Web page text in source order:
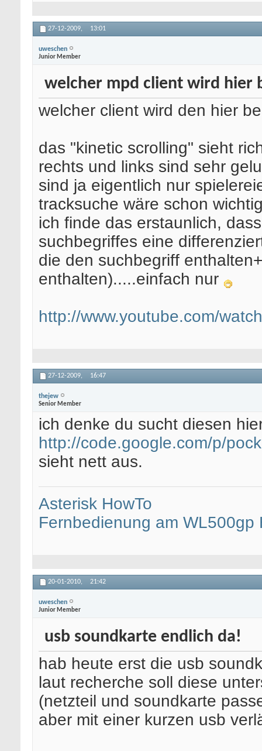
27-12-2009, 13:01
uweschen
Junior Member
welcher mpd client wird hier
welcher client wird den hier
das "kinetic scrolling" sieht
rechts und links sind sehr
sind ja eigentlich nur
tracksuche wäre schon
ich finde das erstaunlich,
suchbegriffes eine
die den suchbegriff
enthalten).....einfach nur
http://www.youtube.com/
27-12-2009, 16:47
thejew
Senior Member
ich denke du sucht diesen
http://code.google.com/p/
sieht nett aus.
Asterisk HowTo
Fernbedienung am WL500gp
20-01-2010, 21:42
uweschen
Junior Member
usb soundkarte endlich da!
hab heute erst die usb
laut recherche soll diese
(netzteil und soundkarte
aber mit einer kurzen usb